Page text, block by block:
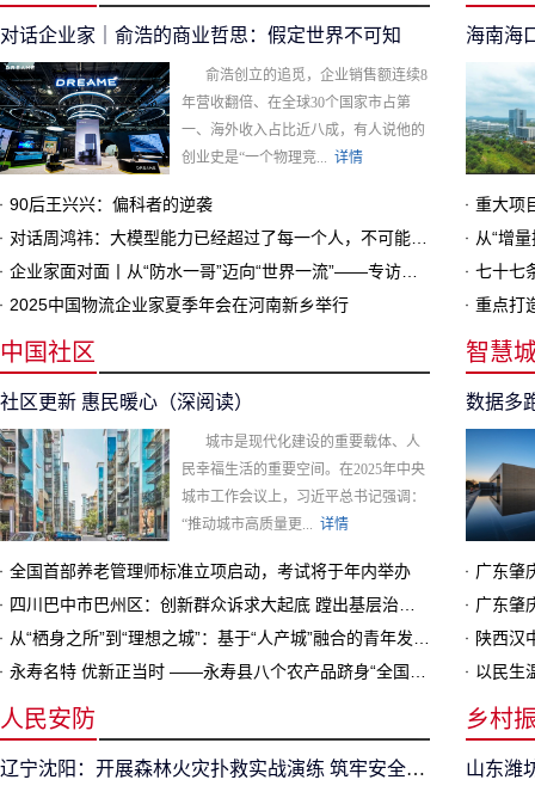
对话企业家｜俞浩的商业哲思：假定世界不可知
俞浩创立的追觅，企业销售额连续8
年营收翻倍、在全球30个国家市占第
一、海外收入占比近八成，有人说他的
创业史是“一个物理竞... 详情
90后王兴兴：偏科者的逆袭
2025中国物流企业家夏季年会在河南新乡举行
重大项
从“增
中国社区
社区更新 惠民暖心（深阅读）
城市是现代化建设的重要载体、人
民幸福生活的重要空间。在2025年中央
城市工作会议上，习近平总书记强调：
“推动城市高质量更... 详情
全国首部养老管理师标准立项启动，考试将于年内举办
智慧
广东肇
陕西汉
人民安防
辽宁沈阳：开展森林火灾扑救实战演练 筑牢安全防线
乡村
山东潍